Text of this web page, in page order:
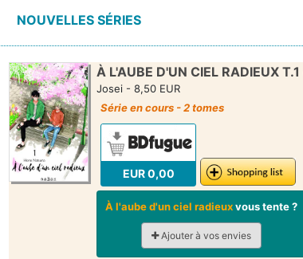
NOUVELLES SÉRIES
À L'AUBE D'UN CIEL RADIEUX T.1
Josei - 8,50 EUR
Série en cours - 2 tomes
EUR 0,00
À l'aube d'un ciel radieuxvous tente ?
Ajouter à vos envies